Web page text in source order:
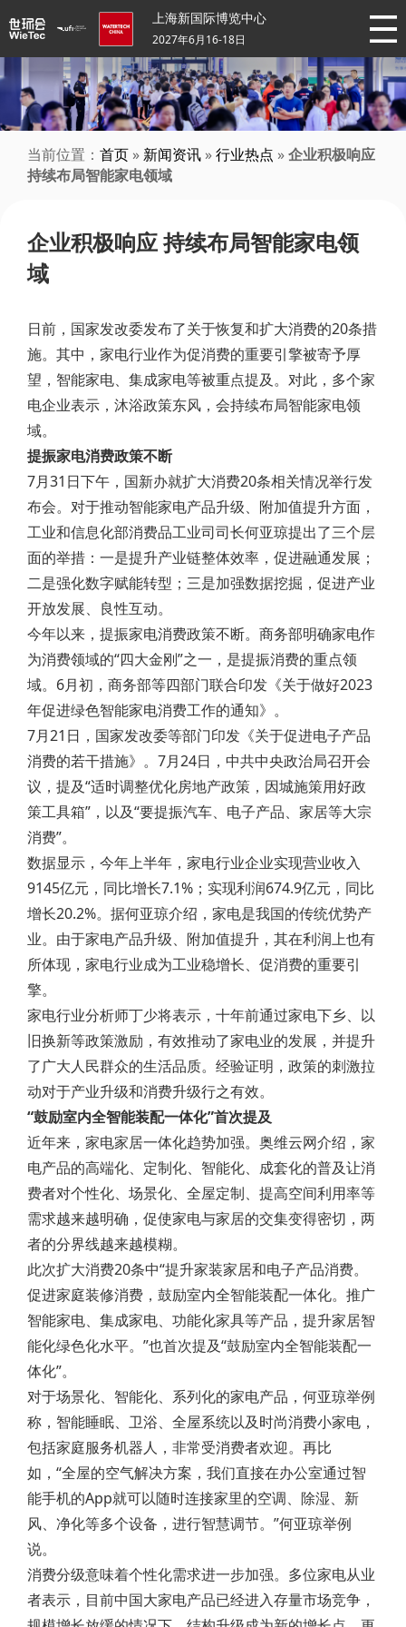
上海新国际博览中心
2027年6月16-18日
当前位置： 首页 » 新闻资讯 »行业热点 »企业积极响应
持续布局智能家电领域
企业积极响应 持续布局智能家电领
域
日前，国家发改委发布了关于恢复和扩大消费的20条措
施。其中，家电行业作为促消费的重要引擎被寄予厚
望，智能家电、集成家电等被重点提及。对此，多个家
电企业表示，沐浴政策东风，会持续布局智能家电领
域。
提振家电消费政策不断
7月31日下午，国新办就扩大消费20条相关情况举行发
布会。对于推动智能家电产品升级、附加值提升方面，
工业和信息化部消费品工业司司长何亚琼提出了三个层
面的举措：一是提升产业链整体效率，促进融通发展；
二是强化数字赋能转型；三是加强数据挖掘，促进产业
开放发展、良性互动。
今年以来，提振家电消费政策不断。商务部明确家电作
为消费领域的“四大金刚”之一，是提振消费的重点领
域。6月初，商务部等四部门联合印发《关于做好2023
年促进绿色智能家电消费工作的通知》。
7月21日，国家发改委等部门印发《关于促进电子产品
消费的若干措施》。7月24日，中共中央政治局召开会
议，提及“适时调整优化房地产政策，因城施策用好政
策工具箱”，以及“要提振汽车、电子产品、家居等大宗
消费”。
数据显示，今年上半年，家电行业企业实现营业收入
9145亿元，同比增长7.1%；实现利润674.9亿元，同比
增长20.2%。据何亚琼介绍，家电是我国的传统优势产
业。由于家电产品升级、附加值提升，其在利润上也有
所体现，家电行业成为工业稳增长、促消费的重要引
擎。
家电行业分析师丁少将表示，十年前通过家电下乡、以
旧换新等政策激励，有效推动了家电业的发展，并提升
了广大人民群众的生活品质。经验证明，政策的刺激拉
动对于产业升级和消费升级行之有效。
“鼓励室内全智能装配一体化”首次提及
近年来，家电家居一体化趋势加强。奥维云网介绍，家
电产品的高端化、定制化、智能化、成套化的普及让消
费者对个性化、场景化、全屋定制、提高空间利用率等
需求越来越明确，促使家电与家居的交集变得密切，两
者的分界线越来越模糊。
此次扩大消费20条中“提升家装家居和电子产品消费。
促进家庭装修消费，鼓励室内全智能装配一体化。推广
智能家电、集成家电、功能化家具等产品，提升家居智
能化绿色化水平。”也首次提及“鼓励室内全智能装配一
体化”。
对于场景化、智能化、系列化的家电产品，何亚琼举例
称，智能睡眠、卫浴、全屋系统以及时尚消费小家电，
包括家庭服务机器人，非常受消费者欢迎。再比
如，“全屋的空气解决方案，我们直接在办公室通过智
能手机的App就可以随时连接家里的空调、除湿、新
风、净化等多个设备，进行智慧调节。”何亚琼举例
说。
消费分级意味着个性化需求进一步加强。多位家电从业
者表示，目前中国大家电产品已经进入存量市场竞争，